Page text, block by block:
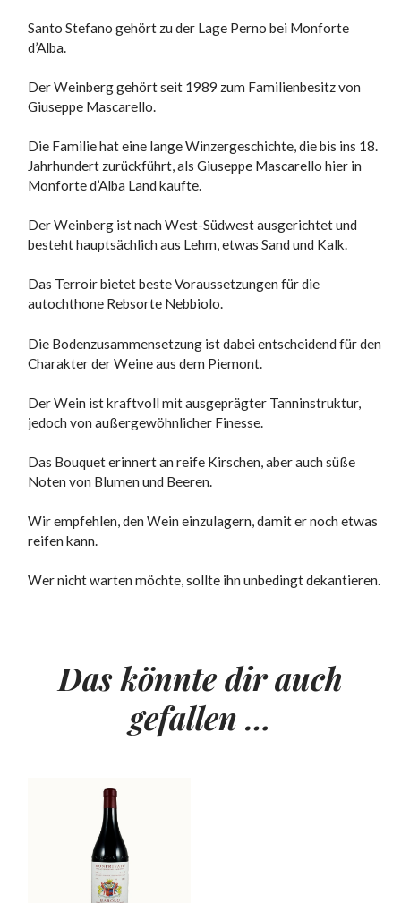
Santo Stefano gehört zu der Lage Perno bei Monforte
d’Alba.
Der Weinberg gehört seit 1989 zum Familienbesitz von
Giuseppe Mascarello.
Die Familie hat eine lange Winzergeschichte, die bis ins 18.
Jahrhundert zurückführt, als Giuseppe Mascarello hier in
Monforte d’Alba Land kaufte.
Der Weinberg ist nach West-Südwest ausgerichtet und
besteht hauptsächlich aus Lehm, etwas Sand und Kalk.
Das Terroir bietet beste Voraussetzungen für die
autochthone Rebsorte Nebbiolo.
Die Bodenzusammensetzung ist dabei entscheidend für den
Charakter der Weine aus dem Piemont.
Der Wein ist kraftvoll mit ausgeprägter Tanninstruktur,
jedoch von außergewöhnlicher Finesse.
Das Bouquet erinnert an reife Kirschen, aber auch süße
Noten von Blumen und Beeren.
Wir empfehlen, den Wein einzulagern, damit er noch etwas
reifen kann.
Wer nicht warten möchte, sollte ihn unbedingt dekantieren.
Das könnte dir auch
gefallen …